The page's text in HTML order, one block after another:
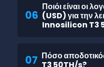
06
Ποιόι είναι οι
(USD) για την
Innosilicon T3
07 Πόσο
T3 50TH/s?